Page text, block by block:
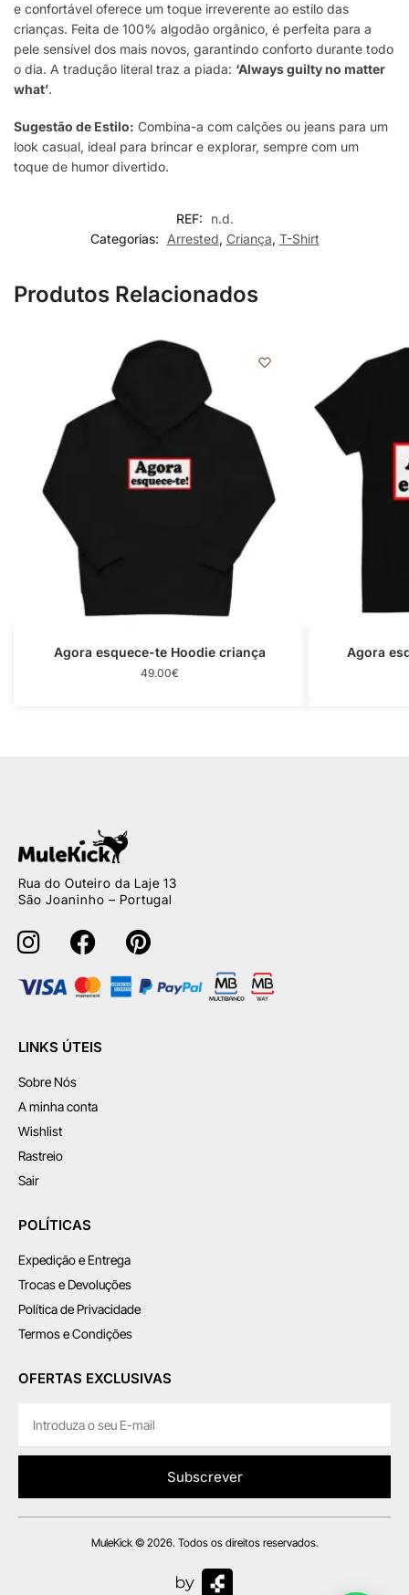
e confortável oferece um toque irreverente ao estilo das
crianças. Feita de 100% algodão orgânico, é perfeita para a
pele sensível dos mais novos, garantindo conforto durante todo
o dia. A tradução literal traz a piada: ‘Always guilty no matter
what’.
Sugestão de Estilo: Combina-a com calções ou jeans para um
look casual, ideal para brincar e explorar, sempre com um
toque de humor divertido.
REF:
n.d.
Categorias:
Arrested, Criança, T-Shirt
Produtos Relacionados
Agora esquece-te Hoodie criança
49.00€
Agora
Rua do Outeiro da Laje 13
São Joaninho – Portugal
LINKS ÚTEIS
Sobre Nós
A minha conta
Wishlist
Rastreio
Sair
POLÍTICAS
Expedição e Entrega
Trocas e Devoluções
Política de Privacidade
Termos e Condições
OFERTAS EXCLUSIVAS
Subscrever
MuleKick © 2026. Todos os direitos reservados.